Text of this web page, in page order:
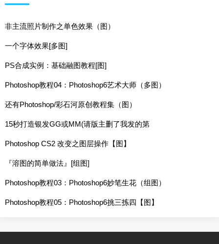
非主流照片制作之单色效果（图）
一个字体效果[多图]
PS合成实例：基础融图教程[图]
Photoshop教程04：Photoshop6艺术大师（多图）
还有Photoshop/彩石河原创教程集（图）
15秒打造银发GG或MM(请版主删了我发的第
Photoshop CS2 改变之图层操作【图】
『溶图的简单做法』[组图]
Photoshop教程03：Photoshop6妙笔生花（组图）
Photoshop教程05：Photoshop6挑三拣四【图】